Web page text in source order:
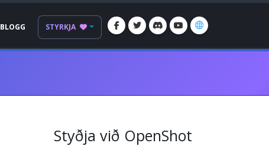
BLOGG STYRKJA
Styðja við OpenShot